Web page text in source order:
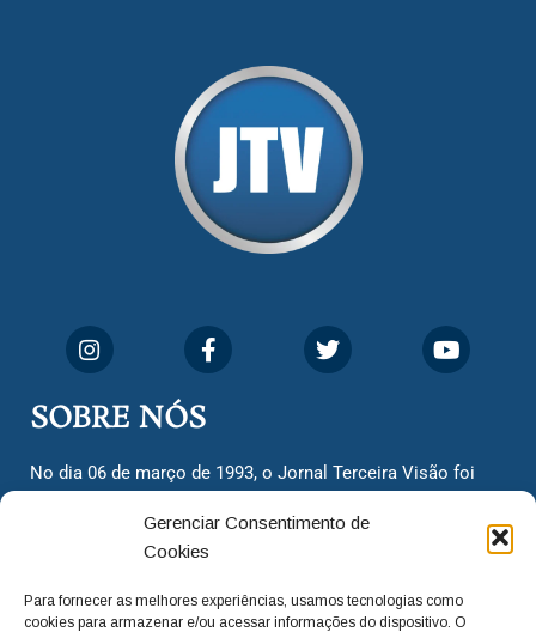
Gerenciar Consentimento de
Cookies
Para fornecer as melhores experiências, usamos tecnologias como
cookies para armazenar e/ou acessar informações do dispositivo. O
SOBRE NÓS
No dia 06 de março de 1993, o Jornal Terceira Visão foi
cidadãos valinhenses, já que naquela época só existiam
dois jornais. Há mais de 30 anos, o jornal continua
com o foco de trazer as melhores notícias. Nunca